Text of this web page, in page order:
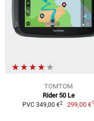
TOMTOM
Rider 50 Le
PVC 349,00 €2 299,00 €1